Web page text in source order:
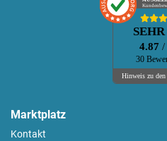
4.87 /
30
Hinweis zu den
Marktplatz
Kontakt